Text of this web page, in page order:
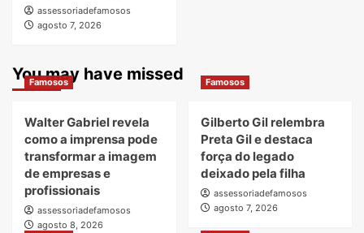
assessoriadefamosos
agosto 7, 2026
You may have missed
Famosos
Walter Gabriel revela
como a imprensa pode
transformar a imagem
de empresas e
profissionais
assessoriadefamosos
agosto 8, 2026
Famosos
Gilberto Gil relembra
Preta Gil e destaca
força do legado
deixado pela filha
assessoriadefamosos
agosto 7, 2026